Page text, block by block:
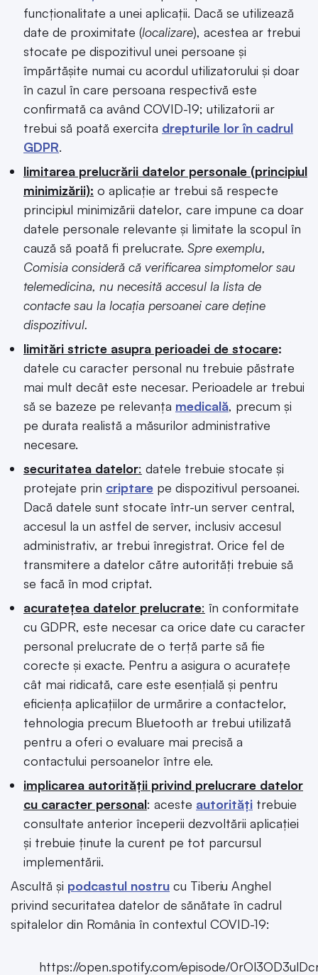
funcționalitate a unei aplicații. Dacă se utilizează
date de proximitate (localizare), acestea ar trebui
stocate pe dispozitivul unei persoane și
împărtășite numai cu acordul utilizatorului și doar
în cazul în care persoana respectivă este
confirmată ca având COVID-19; utilizatorii ar
trebui să poată exercita drepturile lor în cadrul
GDPR.
limitarea prelucrării datelor personale (principiul
minimizării): o aplicație ar trebui să respecte
principiul minimizării datelor, care impune ca doar
datele personale relevante și limitate la scopul în
cauză să poată fi prelucrate. Spre exemplu,
Comisia consideră că verificarea simptomelor sau
telemedicina, nu necesită accesul la lista de
contacte sau la locația persoanei care deține
dispozitivul.
limitări stricte asupra perioadei de stocare:
datele cu caracter personal nu trebuie păstrate
mai mult decât este necesar. Perioadele ar trebui
să se bazeze pe relevanța medicală, precum și
pe durata realistă a măsurilor administrative
necesare.
securitatea datelor: datele trebuie stocate și
protejate prin criptare pe dispozitivul persoanei.
Dacă datele sunt stocate într-un server central,
accesul la un astfel de server, inclusiv accesul
administrativ, ar trebui înregistrat. Orice fel de
transmitere a datelor către autorități trebuie să
se facă în mod criptat.
acuratețea datelor prelucrate: în conformitate
cu GDPR, este necesar ca orice date cu caracter
personal prelucrate de o terță parte să fie
corecte și exacte. Pentru a asigura o acuratețe
cât mai ridicată, care este esențială și pentru
eficiența aplicațiilor de urmărire a contactelor,
tehnologia precum Bluetooth ar trebui utilizată
pentru a oferi o evaluare mai precisă a
contactului persoanelor între ele.
implicarea autorității privind prelucrare datelor
cu caracter personal: aceste autorități trebuie
consultate anterior începerii dezvoltării aplicației
și trebuie ținute la curent pe tot parcursul
implementării.
Ascultă și podcastul nostru cu Tiberiu Anghel
privind securitatea datelor de sănătate în cadrul
spitalelor din România în contextul COVID-19:
https://open.spotify.com/episode/